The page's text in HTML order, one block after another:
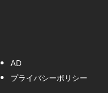
AD
プライバシーポリシー